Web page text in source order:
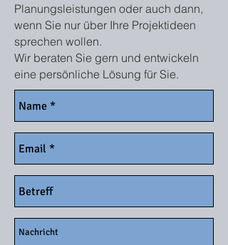
Planungsleistungen oder auch dann,
wenn Sie nur über Ihre Projektideen
sprechen wollen.
Wir beraten Sie gern und entwickeln
eine persönliche Lösung für Sie.